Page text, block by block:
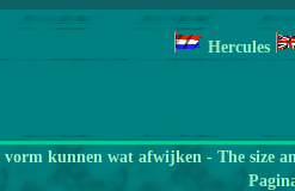
Hercules
vorm kunnen wat afwijken - The size